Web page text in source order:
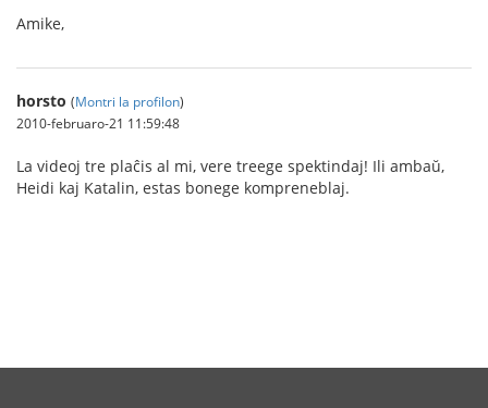
Amike,
horsto (Montri la profilon)
2010-februaro-21 11:59:48
La videoj tre plaĉis al mi, vere treege spektindaj! Ili ambaŭ,
Heidi kaj Katalin, estas bonege kompreneblaj.